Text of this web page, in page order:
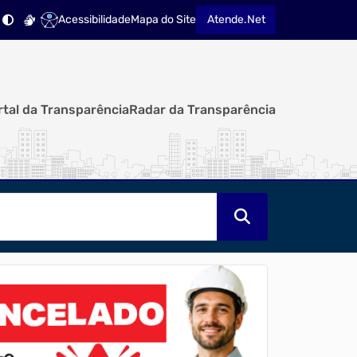
AcessibilidadeMapa do Site Atende.Net
da TransparênciaRadar da Transparência